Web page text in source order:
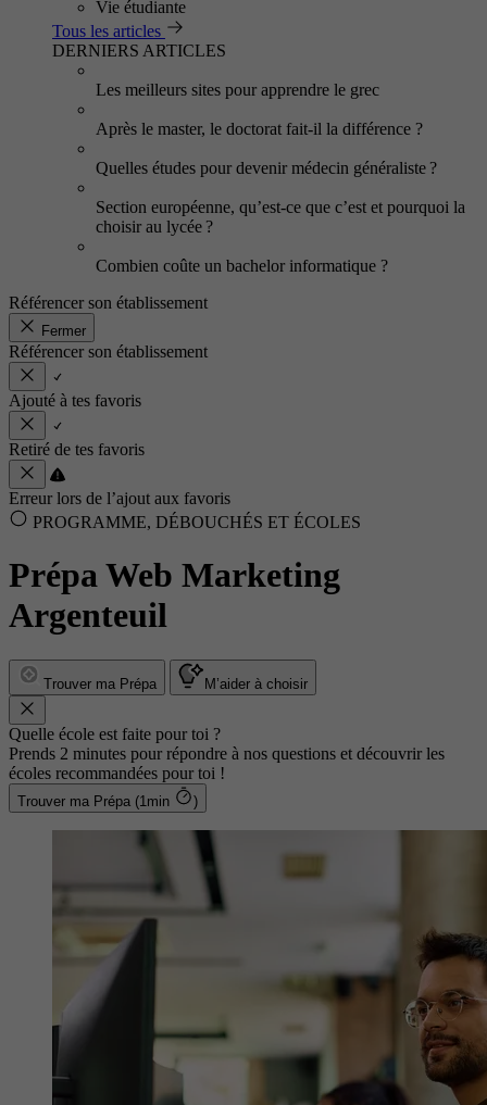
Vie étudiante
Tous les articles
DERNIERS ARTICLES
Les meilleurs sites pour apprendre le grec
Après le master, le doctorat fait-il la différence ?
Quelles études pour devenir médecin généraliste ?
Section européenne, qu’est-ce que c’est et pourquoi la
choisir au lycée ?
Combien coûte un bachelor informatique ?
Référencer son établissement
Fermer
Référencer son établissement
Ajouté à tes favoris
Retiré de tes favoris
Erreur lors de l’ajout aux favoris
PROGRAMME, DÉBOUCHÉS ET ÉCOLES
Prépa Web Marketing
Argenteuil
Trouver ma Prépa M’aider à choisir
Quelle école est faite pour toi ?
Prends 2 minutes pour répondre à nos questions et découvrir les
écoles recommandées pour toi !
Trouver ma Prépa (1min )